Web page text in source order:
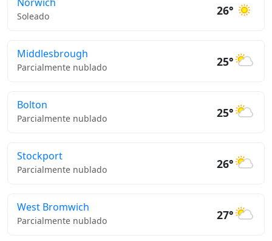
Soleado 26°
Middlesbrough
Parcialmente nublado 25°
Bolton
Parcialmente nublado 25°
Stockport
Parcialmente nublado 26°
West Bromwich
Parcialmente nublado 27°